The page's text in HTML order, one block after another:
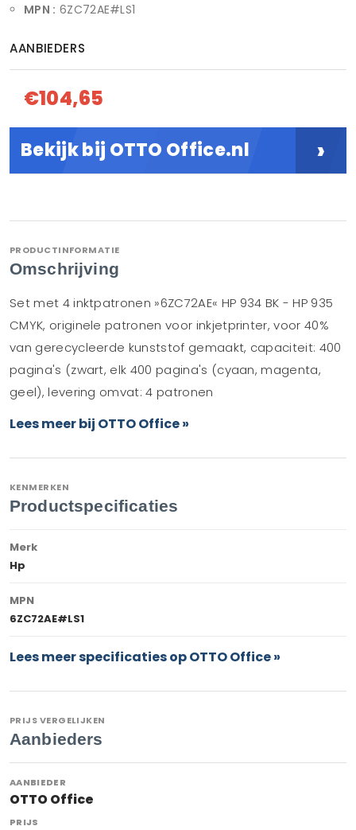
MPN : 6ZC72AE#LS1
AANBIEDERS
€104,65
Bekijk bij OTTO Office.nl ›
PRODUCTINFORMATIE
Omschrijving
Set met 4 inktpatronen »6ZC72AE« HP 934 BK - HP 935
CMYK, originele patronen voor inkjetprinter, voor 40%
van gerecycleerde kunststof gemaakt, capaciteit: 400
pagina's (zwart, elk 400 pagina's (cyaan, magenta,
geel), levering omvat: 4 patronen
Lees meer bij OTTO Office »
KENMERKEN
Productspecificaties
Merk
Hp
MPN
6ZC72AE#LS1
Lees meer specificaties op OTTO Office »
PRIJS VERGELIJKEN
Aanbieders
OTTO Office